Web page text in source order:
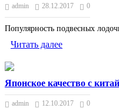
admin 28.12.2017 0
Популярность подвесных
Читать далее
Японское качество с
admin 12.10.2017 0